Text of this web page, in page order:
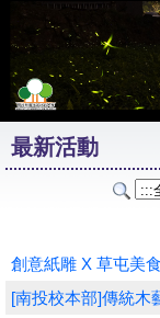
行事曆
最新活動
活動花絮
課程一覽表
志工與社團
友站連結
最新活動
創意紙雕 X 草屯美食
[南投校本部]傳統木